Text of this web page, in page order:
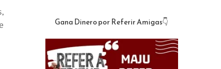
Gana Dinero por Referir Amigas👇